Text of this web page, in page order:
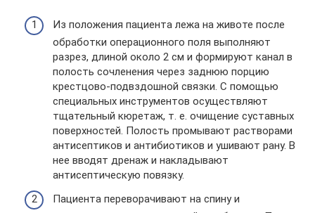
Из положения пациента лежа на животе после
обработки операционного поля выполняют
разрез, длиной около 2 см и формируют канал в
полость сочленения через заднюю порцию
крестцово-подвздошной связки. С помощью
специальных инструментов осуществляют
тщательный кюретаж, т. е. очищение суставных
поверхностей. Полость промывают растворами
антисептиков и антибиотиков и ушивают рану. В
нее вводят дренаж и накладывают
антисептическую повязку.
Пациента переворачивают на спину и